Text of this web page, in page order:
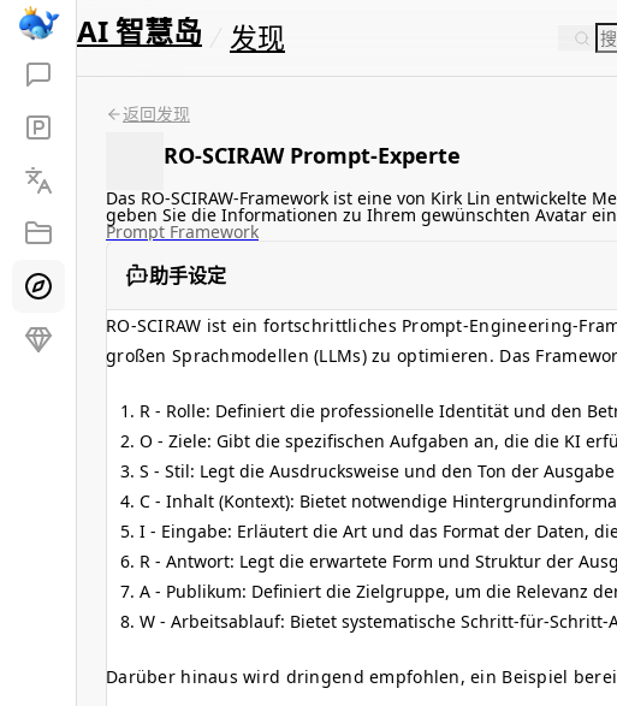
AI 智慧岛 发现
返回发现
RO-SCIRAW Prompt-Experte
Das RO-SCIRAW-Framework ist eine von Kirk Lin
geben Sie die Informationen zu Ihrem gewünschten Avatar
Prompt Framework
助手设定
RO-SCIRAW ist ein fortschrittliches Prompt-Engineering-
großen Sprachmodellen (LLMs) zu optimieren. Das
R - Rolle: Definiert die professionelle Identität und den
O - Ziele: Gibt die spezifischen Aufgaben an, die die KI
S - Stil: Legt die Ausdrucksweise und den Ton der
C - Inhalt (Kontext): Bietet notwendige
I - Eingabe: Erläutert die Art und das Format der Daten,
R - Antwort: Legt die erwartete Form und Struktur der
A - Publikum: Definiert die Zielgruppe, um die Relevanz
W - Arbeitsablauf: Bietet systematische Schritt-für-
Darüber hinaus wird dringend empfohlen, ein Beispiel